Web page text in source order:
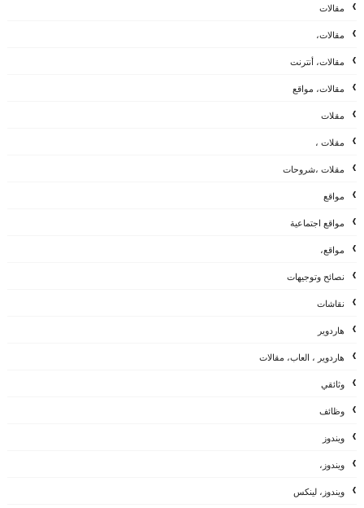
مقالات
مقالات،
مقالات، أنترنت
مقالات، مواقع
مقلات
مقلات ،
مقلات ،شروحات
مواقع
مواقع اجتماعية
مواقع،
نصائح وتوجيهات
نقاشات
هاردوير
هاردوير ، العاب، مقالات
وثائقي
وظائف
ويندوز
ويندوز،
ويندوز، لينكس